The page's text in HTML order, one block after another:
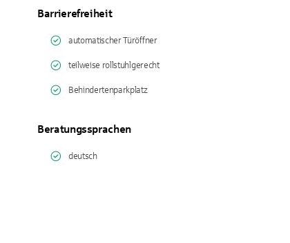
Barrierefreiheit
automatischer Türöffner
teilweise rollstuhlgerecht
Behindertenparkplatz
Beratungssprachen
deutsch